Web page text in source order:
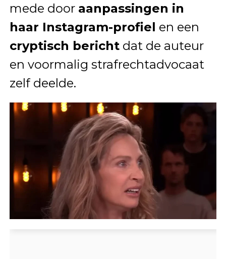
mede door aanpassingen in
haar Instagram-profiel en een
cryptisch berichtdat de auteur
en voormalig strafrechtadvocaat
zelf deelde.